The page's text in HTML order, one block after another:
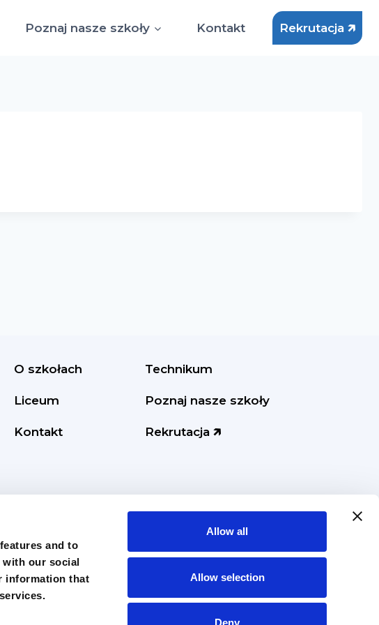
and to
with our social
information that
Allow all
Allow selection
Deny
Poznaj nasze szkoły Kontakt Rekrutacja 🡵
O szkołach Technikum
Liceum Poznaj nasze szkoły
Kontakt Rekrutacja 🡵